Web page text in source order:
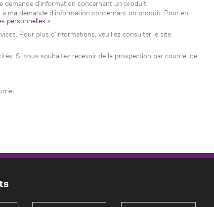
demande d’information concernant un produit.
ma demande d’information concernant un produit. Pour en
personnelles »
Pour plus d’informations, veuillez consulter le site
Si vous souhaitez recevoir de la prospection par courriel de